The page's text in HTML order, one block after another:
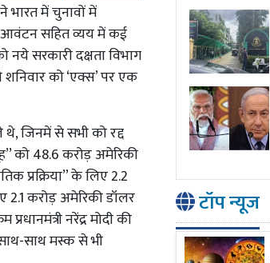
भारत में चुनावों में
आवंटन सहित व्यय में कई
नये सरकारी दक्षता विभाग
को ‘एक्स’ पर एक
जिनमें से सभी को रद्द
को 48.6 करोड़ अमेरिकी
प्रक्रिया’’ के लिए 2.2
2.1 करोड़ अमेरिकी डॉलर
नरेंद्र मोदी की
साथ-साथ मस्क से भी
टॉप न्यूज